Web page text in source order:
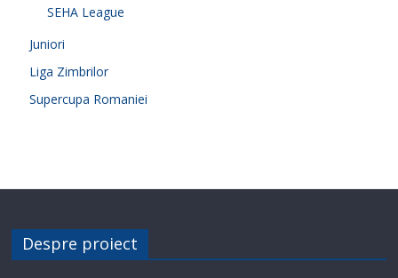
SEHA League
Juniori
Liga Zimbrilor
Supercupa Romaniei
Despre proiect